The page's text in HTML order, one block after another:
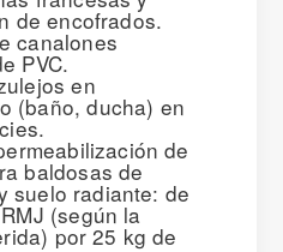
de encofrados.
canalones
PVC.
en
(baño, ducha) en
de
baldosas de
suelo radiante: de
(según la
por 25 kg de